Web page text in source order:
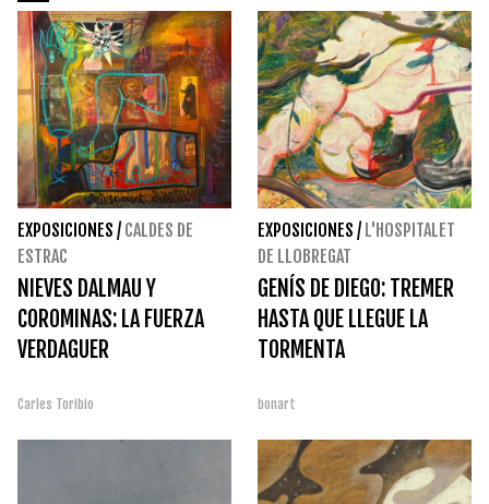
EXPOSICIONES / CALDES DE
ESTRAC
NIEVES DALMAU Y
COROMINAS: LA FUERZA
VERDAGUER
Carles Toribio
EXPOSICIONES / L'HOSPITALET
DE LLOBREGAT
GENÍS DE DIEGO: TREMER
HASTA QUE LLEGUE LA
TORMENTA
bonart